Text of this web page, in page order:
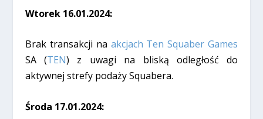
Wtorek 16.01.2024:
Brak transakcji na akcjach Ten Squaber Games
SA (TEN) z uwagi na bliską odległość do
aktywnej strefy podaży Squabera.
Środa 17.01.2024: